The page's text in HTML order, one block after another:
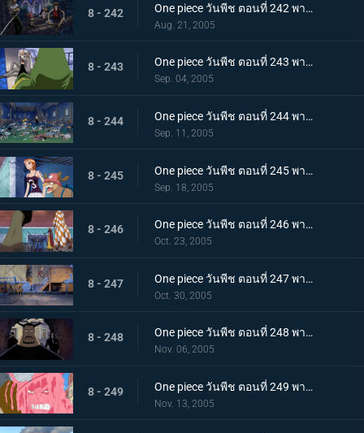
8 - 242 One piece วันพีช ตอนที่ 242 พากย์ไทย สัญญาณคือเสืยงปืนใหญ่! CP9 เริ่มเคลื่อนไหว
Aug. 21, 2005
8 - 243 One piece วันพีช ตอนที่ 243 พากย์ไทย CP9 ถอดหน้ากาก! ตัวตนจริงที่น่าตกใจ
Sep. 04, 2005
8 - 244 One piece วันพีช ตอนที่ 244 พากย์ไทย สายสัมพันธ์ที่ซ่อนเร้น! ของไอซ์เบิร์กกับแฟรงกี้ !!
Sep. 11, 2005
8 - 245 One piece วันพีช ตอนที่ 245 พากย์ไทย กลับมาเถอะโรบิ้น! ประจันหน้ากับ CP9
Sep. 18, 2005
8 - 246 One piece วันพีช ตอนที่ 246 พากย์ไทย กลุ่มโจรสลัดหมวกฟางพินาศสิ้น ความน่าสะพรึงกลัวของมนุษย์เสือดาว
Oct. 23, 2005
8 - 247 One piece วันพีช ตอนที่ 247 พากย์ไทย ชายผู้รับความรักจากเรือ! น้ำตาของอุซป!
Oct. 30, 2005
8 - 248 One piece วันพีช ตอนที่ 248 พากย์ไทย อดีตของแฟรงกี้! วันที่รถขบวนเดินทะเลออกวิ่ง
Nov. 06, 2005
8 - 249 One piece วันพีช ตอนที่ 249 พากย์ไทย แผนร้ายของสแปนดั้ม! วันที่รถขบวนเดินทะเลสั่นไหว
Nov. 13, 2005